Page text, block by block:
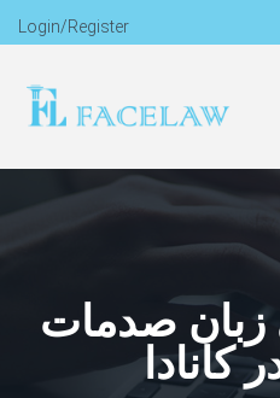
Login/Register
صدمات
کانادا